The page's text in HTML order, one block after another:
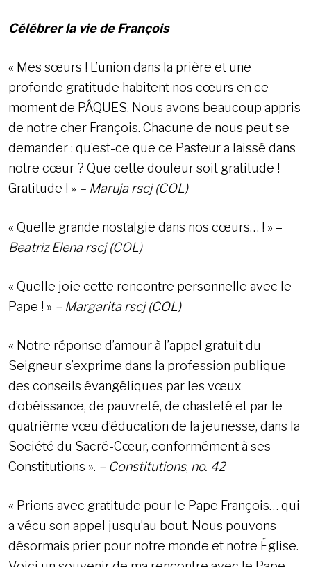
Célébrer la vie de François
« Mes sœurs ! L’union dans la prière et une
profonde gratitude habitent nos cœurs en ce
moment de PÂQUES. Nous avons beaucoup appris
de notre cher François. Chacune de nous peut se
demander : qu’est-ce que ce Pasteur a laissé dans
notre cœur ? Que cette douleur soit gratitude !
Gratitude ! » – Maruja rscj (COL)
« Quelle grande nostalgie dans nos cœurs… ! » –
Beatriz Elena rscj (COL)
« Quelle joie cette rencontre personnelle avec le
Pape ! » – Margarita rscj (COL)
« Notre réponse d’amour à l’appel gratuit du
Seigneur s’exprime dans la profession publique
des conseils évangéliques par les vœux
d’obéissance, de pauvreté, de chasteté et par le
quatrième vœu d’éducation de la jeunesse, dans la
Société du Sacré-Cœur, conformément à ses
Constitutions ». – Constitutions, no. 42
« Prions avec gratitude pour le Pape François… qui
a vécu son appel jusqu’au bout. Nous pouvons
désormais prier pour notre monde et notre Église.